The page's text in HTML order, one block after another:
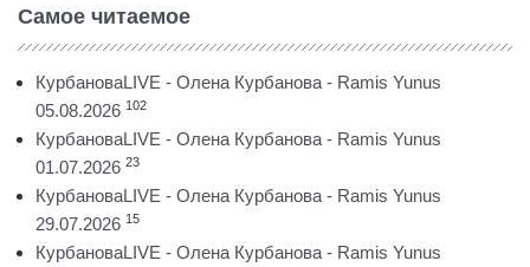
Самое читаемое
КурбановаLIVE - Олена Курбанова - Ramis Yunus
05.08.2026 102
КурбановаLIVE - Олена Курбанова - Ramis Yunus
01.07.2026 23
КурбановаLIVE - Олена Курбанова - Ramis Yunus
29.07.2026 15
КурбановаLIVE - Олена Курбанова - Ramis Yunus